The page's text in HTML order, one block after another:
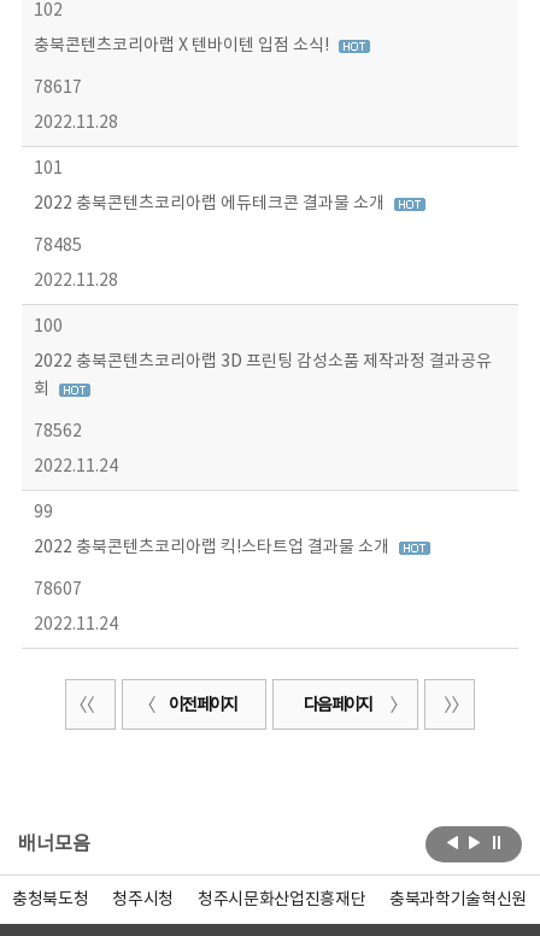
102
충북콘텐츠코리아랩 X 텐바이텐 입점 소식!
78617
2022.11.28
101
2022 충북콘텐츠코리아랩 에듀테크콘 결과물 소개
78485
2022.11.28
100
2022 충북콘텐츠코리아랩 3D 프린팅 감성소품 제작과정 결과공유
회
78562
2022.11.24
99
2022 충북콘텐츠코리아랩 킥!스타트업 결과물 소개
78607
2022.11.24
이전 페이지 다음 페이지
배너모음
충청북도청 청주시청 청주시문화산업진흥재단 충북과학기술혁신원